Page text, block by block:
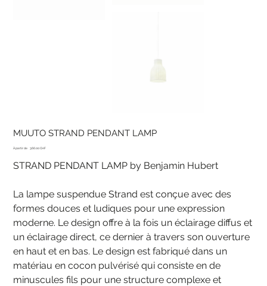
MUUTO STRAND PENDANT LAMP
À partir de Prix
366.00 CHF
STRAND PENDANT LAMP by Benjamin Hubert
La lampe suspendue Strand est conçue avec des
formes douces et ludiques pour une expression
moderne. Le design offre à la fois un éclairage diffus et
un éclairage direct, ce dernier à travers son ouverture
en haut et en bas. Le design est fabriqué dans un
matériau en cocon pulvérisé qui consiste en de
minuscules fils pour une structure complexe et